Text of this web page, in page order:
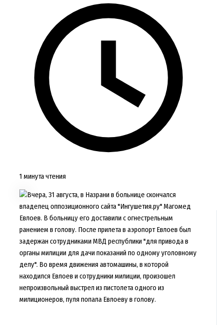
1 минута чтения
Вчера, 31 августа, в Назрани в больнице скончался
владелец оппозиционного сайта "Ингушетия.ру" Магомед
Евлоев. В больницу его доставили с огнестрельным
ранением в голову. После прилета в аэропорт Евлоев был
задержан сотрудниками МВД республики "для привода в
органы милиции для дачи показаний по одному уголовному
делу". Во время движения автомашины, в которой
находился Евлоев и сотрудники милиции, произошел
непроизвольный выстрел из пистолета одного из
милиционеров, пуля попала Евлоеву в голову.